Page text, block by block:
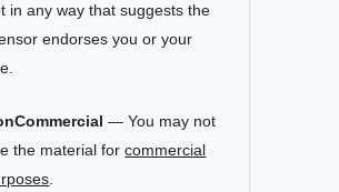
in any way that suggests the
endorses you or your
— You may not
the material forcommercial